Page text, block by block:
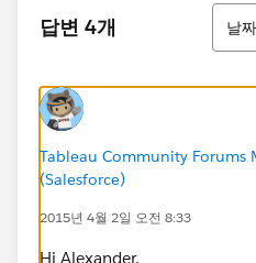
답변 4개
정렬
날
Tableau Community Forums
(Salesforce)
2015년 4월 2일 오전 8:33
Hi Alexander,